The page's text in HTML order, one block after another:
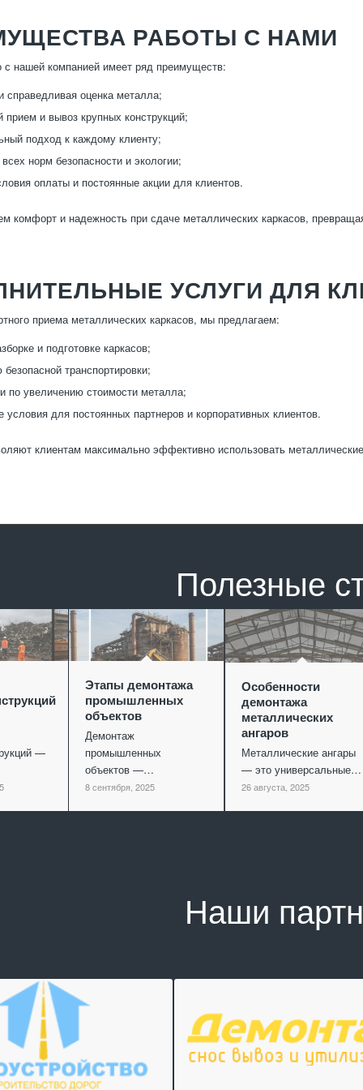
РАБОТЫ С НАМИ
с нашей компанией имеет ряд преимуществ:
справедливая оценка металла;
прием и вывоз крупных конструкций;
подход к каждому клиенту;
норм безопасности и экологии;
оплаты и постоянные акции для клиентов.
комфорт и надежность при сдаче металлических каркасов,
УСЛУГИ ДЛЯ
приема металлических каркасов, мы предлагаем:
и подготовке каркасов;
транспортировки;
по увеличению стоимости металла;
условия для постоянных партнеров и корпоративных клиентов.
клиентам максимально эффективно использовать
Полезные
—
Этапы демонтажа
промышленных
объектов
Демонтаж
промышленных
объектов —…
8 сентября, 2025
Особенности
демонтажа
металлических
ангаров
Металлические ангары
— это универсальные…
26 августа, 2025
Наши